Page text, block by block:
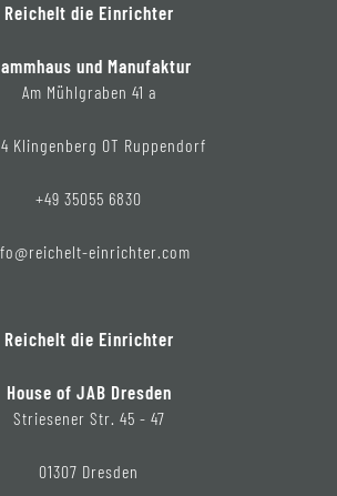
Reichelt die Einrichter
und Manufaktur
Am Mühlgraben 41 a
Klingenberg OT Ruppendorf
+49 35055 6830
einrichter.com
Reichelt die Einrichter
House of JAB Dresden
Striesener Str. 45 - 47
01307 Dresden